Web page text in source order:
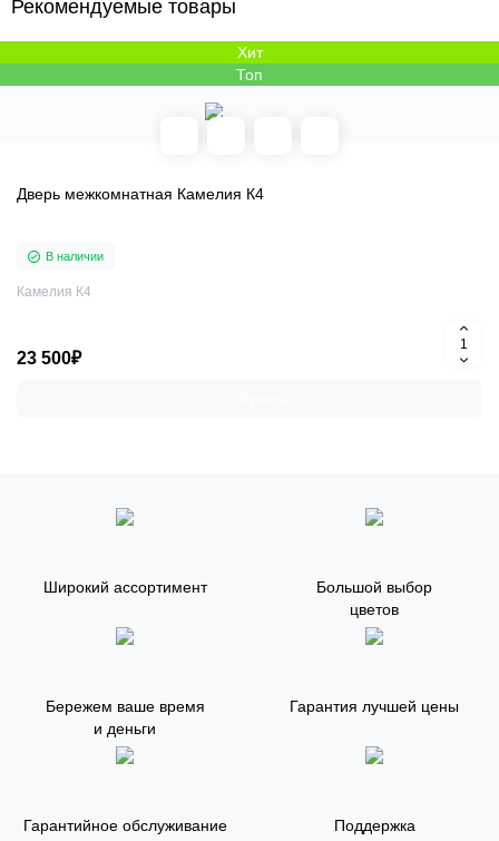
Рекомендуемые товары
Хит
Топ
Дверь межкомнатная Камелия К4
В наличии
Камелия К4
23 500₽
Широкий ассортимент
Большой выбор
цветов
Бережем ваше время
и деньги
Гарантия лучшей цены
Гарантийное обслуживание
Поддержка